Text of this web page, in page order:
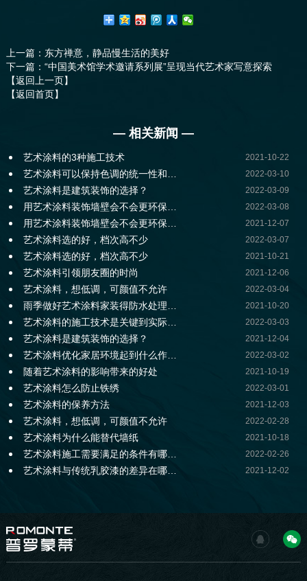
上一篇：东方禅意，静品慢生活的美好
下一篇：“中国美术馆学术邀请系列展”呈现当代艺术家写意探索
【返回上一页】
【返回首页】
— 相关新闻 —
艺术涂料的3种施工技术 2021-10-22
艺术涂料可以保持色调的统一性和… 2022-03-10
艺术涂料是建筑装饰的选择？ 2022-03-09
用艺术涂料装饰墙壁会不会更环保… 2022-03-08
用艺术涂料装饰墙壁会不会更环保… 2021-12-07
艺术涂料选的好，档次高不少 2022-03-07
艺术涂料选的好，档次高不少 2021-10-21
艺术涂料引领朋友圈的时尚 2021-12-06
艺术涂料，想低调，可颜值不允许 2022-03-04
雨季做好艺术涂料家装得防水处理… 2021-10-20
艺术涂料的施工技术是关键到实际… 2022-03-03
艺术涂料是建筑装饰的选择？ 2021-12-04
艺术涂料优化家居环境起到什么作… 2022-03-02
随着艺术涂料的影响带来的好处 2021-10-19
艺术涂料怎么防止铁绣 2022-03-01
艺术涂料的保养方法 2021-12-03
艺术涂料，想低调，可颜值不允许 2022-02-28
艺术涂料为什么能替代墙纸 2021-10-18
艺术涂料施工需要满足的条件有哪… 2022-02-26
艺术涂料与传统乳胶漆的差异在哪… 2021-12-02